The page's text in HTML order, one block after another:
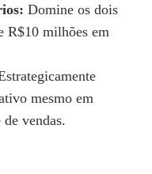
Domine os dois
R$10 milhões em
mesmo em
vendas.